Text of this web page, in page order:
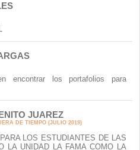
encontrar los portafolios para
JUAREZ
DE TIEMPO (JULIO 2019)
LOS ESTUDIANTES DE LAS
LA UNIDAD LA FAMA COMO LA